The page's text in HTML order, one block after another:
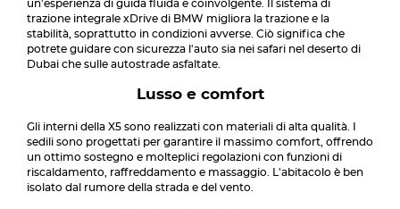
un'esperienza di guida fluida e coinvolgente. Il sistema di
trazione integrale xDrive di BMW migliora la trazione e la
stabilità, soprattutto in condizioni avverse. Ciò significa che
potrete guidare con sicurezza l'auto sia nei safari nel deserto di
Dubai che sulle autostrade asfaltate.
Lusso e comfort
Gli interni della X5 sono realizzati con materiali di alta qualità. I
sedili sono progettati per garantire il massimo comfort, offrendo
un ottimo sostegno e molteplici regolazioni con funzioni di
riscaldamento, raffreddamento e massaggio. L'abitacolo è ben
isolato dal rumore della strada e del vento.